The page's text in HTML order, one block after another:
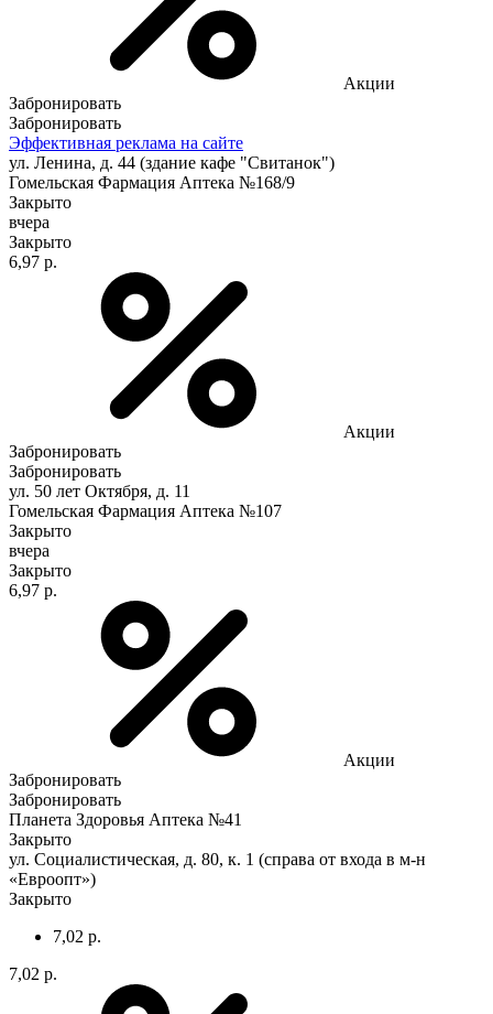
Акции
Забронировать
Забронировать
Эффективная реклама на сайте
ул. Ленина, д. 44 (здание кафе "Свитанок")
Гомельская Фармация Аптека №168/9
Закрыто
вчера
Закрыто
6,97 р.
Акции
Забронировать
Забронировать
ул. 50 лет Октября, д. 11
Гомельская Фармация Аптека №107
Закрыто
вчера
Закрыто
6,97 р.
Акции
Забронировать
Забронировать
Планета Здоровья Аптека №41
Закрыто
ул. Социалистическая, д. 80, к. 1 (справа от входа в м-н
«Евроопт»)
Закрыто
7,02 р.
7,02 р.